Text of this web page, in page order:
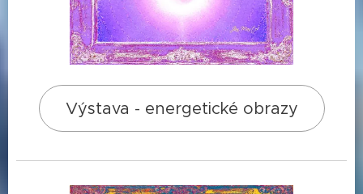
Výstava - energetické obrazy